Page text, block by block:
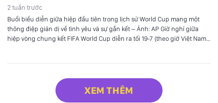
2 tuần trước
Buổi biểu diễn giữa hiệp đầu tiên trong lịch sử World Cup mang một
thông điệp giản dị về tình yêu và sự gắn kết – Ảnh: AP Giờ nghỉ giữa
hiệp vòng chung kết FIFA World Cup diễn ra tối 19-7 (theo giờ Việt Nam)
XEM THÊM